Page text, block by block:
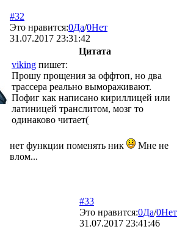
#32
Это нравится:0Да/0Нет
31.07.2017 23:31:42
Цитата
viking пишет:
Прошу прощения за оффтоп, но два
трассера реально вымораживают.
Пофиг как написано кириллицей или
латиницей транслитом, мозг то
одинаково читает(
нет функции поменять ник
Мне не
влом...
#33
Это нравится:0Да/0Нет
31.07.2017 23:41:46